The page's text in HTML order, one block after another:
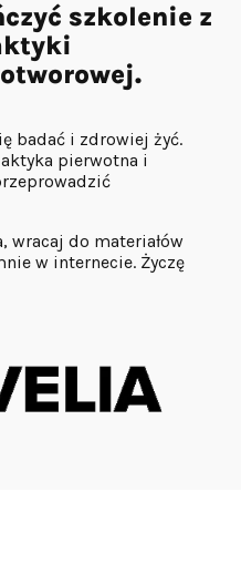
szkolenie z
badać i zdrowiej żyć.
pierwotna i
wracaj do materiałów
w internecie. Życzę